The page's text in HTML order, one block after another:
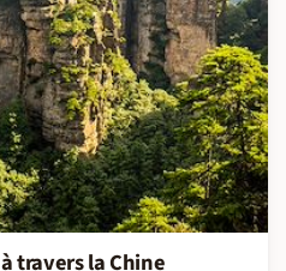
travers la Chine